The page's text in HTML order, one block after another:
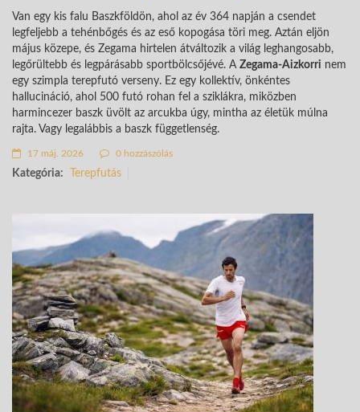
Van egy kis falu Baszkföldön, ahol az év 364 napján a csendet
legfeljebb a tehénbőgés és az eső kopogása töri meg. Aztán eljön
május közepe, és Zegama hirtelen átváltozik a világ leghangosabb,
legőrültebb és legpárásabb sportbölcsőjévé. A Zegama-Aizkorri nem
egy szimpla terepfutó verseny. Ez egy kollektív, önkéntes
hallucináció, ahol 500 futó rohan fel a sziklákra, miközben
harmincezer baszk üvölt az arcukba úgy, mintha az életük múlna
rajta. Vagy legalábbis a baszk függetlenség.
17 máj. 2026 0 hozzászólás
Kategória: Terepfutás